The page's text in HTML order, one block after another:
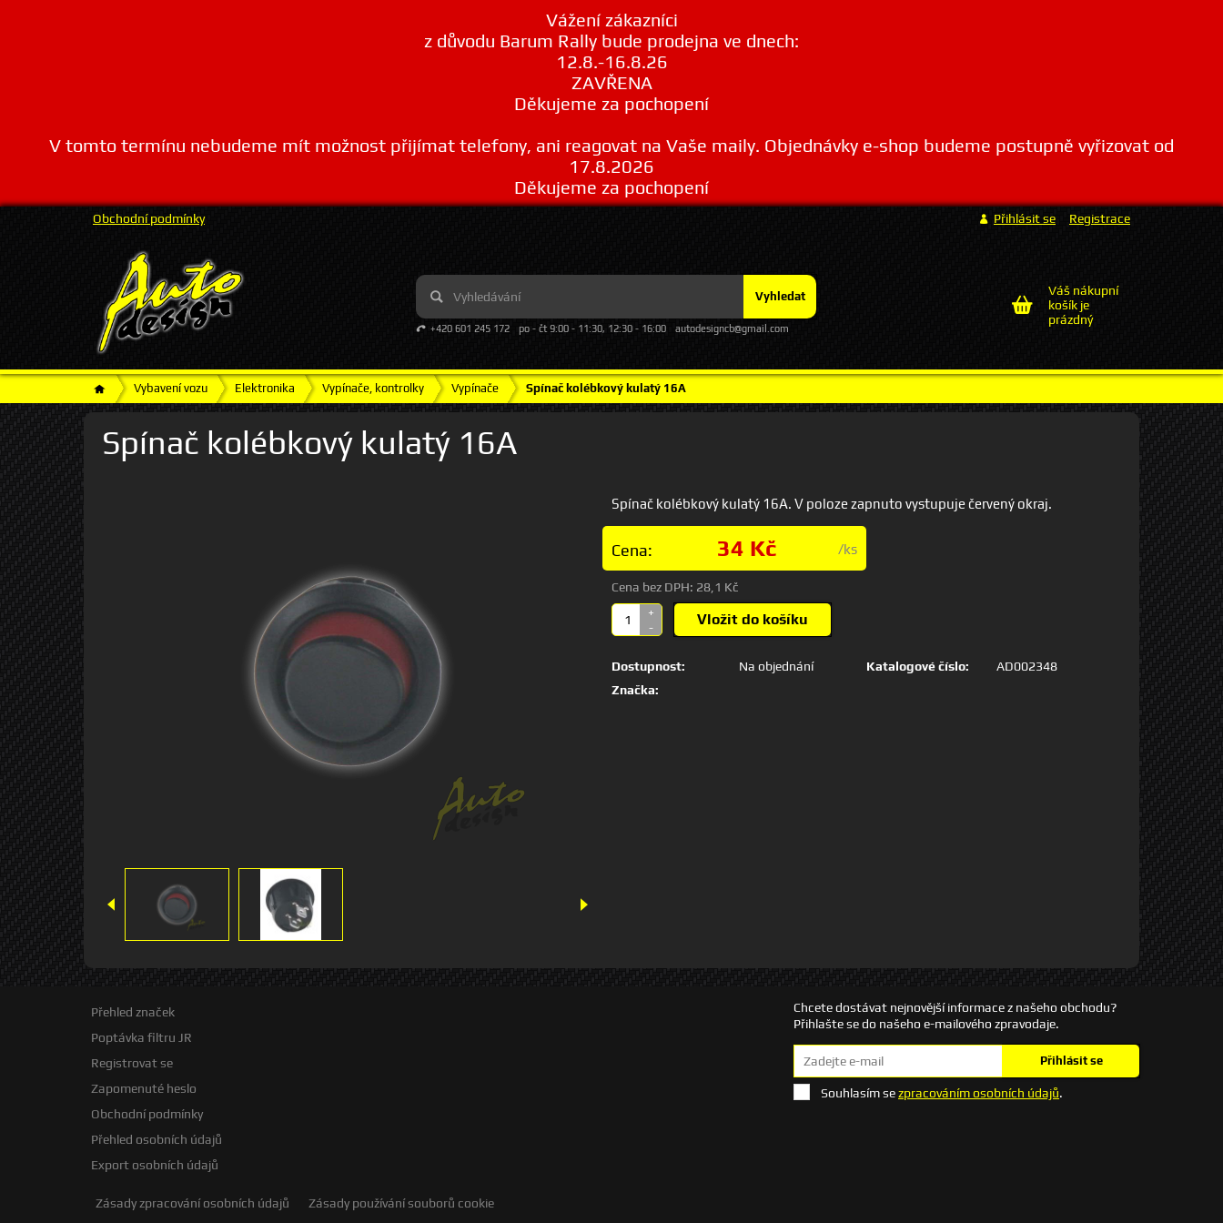
Vážení zákazníci
z důvodu Barum Rally bude prodejna ve dnech:
12.8.-16.8.26
ZAVŘENA
Děkujeme za pochopení
V tomto termínu nebudeme mít možnost přijímat telefony, ani reagovat na Vaše maily. Objednávky e-shop budeme postupně vyřizovat od
17.8.2026
Děkujeme za pochopení
Vyhledat
+420 601 245 172 po - čt 9:00 - 11:30, 12:30 - 16:00 autodesigncb@gmail.com
Obchodní podmínky Přihlásit se Registrace
Váš nákupní
košík je
prázdný
Vybavení vozu Elektronika Vypínače, kontrolky Vypínače Spínač kolébkový kulatý 16A
Spínač kolébkový kulatý 16A
Spínač kolébkový kulatý 16A. V poloze zapnuto vystupuje červený okraj.
Cena: 34 Kč /ks
Cena bez DPH: 28,1 Kč
+
-
Vložit do košíku
Dostupnost:
Na objednání
Značka:
Katalogové číslo: AD002348
Přehled značek
Poptávka filtru JR
Registrovat se
Zapomenuté heslo
Obchodní podmínky
Přehled osobních údajů
Export osobních údajů
Zásady zpracování osobních údajů Zásady používání souborů cookie
Chcete dostávat nejnovější informace z našeho obchodu?
Přihlašte se do našeho e-mailového zpravodaje.
Přihlásit se
Souhlasím sezpracováním osobních údajů.